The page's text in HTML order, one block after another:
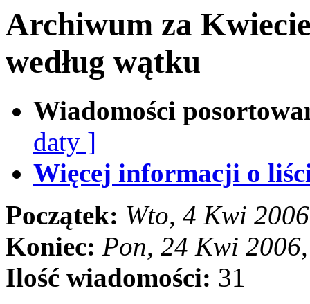
Archiwum za
według wątku
Wiadomości
daty ]
Więcej informacji o
Początek: Wto, 4 Kwi
Koniec: Pon, 24 Kwi
Ilość wiadomości: 31